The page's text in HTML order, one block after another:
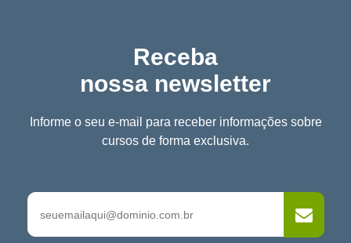
Receba
nossa newsletter
Informe o seu e-mail para receber informações sobre
cursos de forma exclusiva.